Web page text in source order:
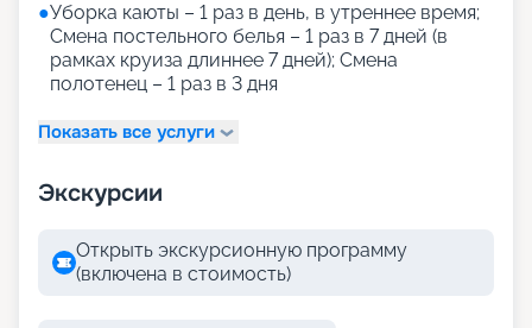
●Уборка каюты – 1 раз в день, в утреннее время;
Смена постельного белья – 1 раз в 7 дней (в
рамках круиза длиннее 7 дней); Смена
полотенец – 1 раз в 3 дня
Показать все услуги
Экскурсии
Открыть экскурсионную программу
(включена в стоимость)